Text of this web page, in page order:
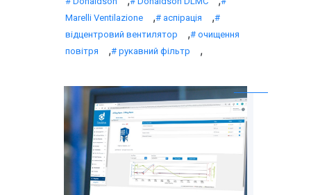
Marelli Ventilazione , аспірація ,
відцентровий вентилятор ,
очищення
повітря
, рукавний фільтр ,